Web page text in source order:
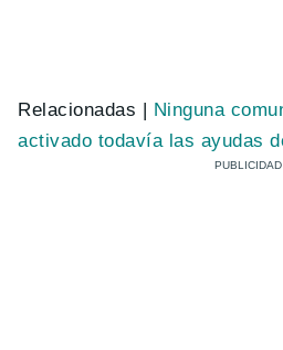
Relacionadas |
Ninguna
activado todavía las ayudas